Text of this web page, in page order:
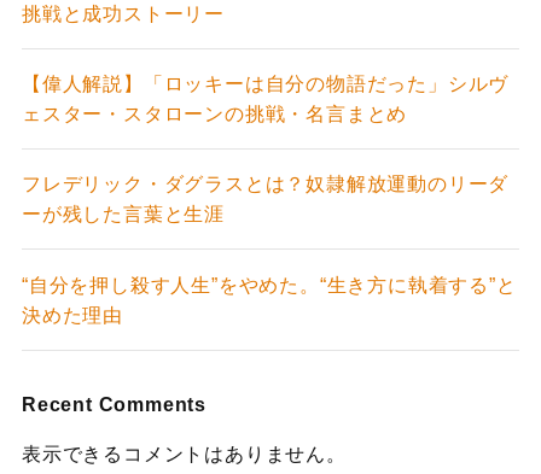
挑戦と成功ストーリー
【偉人解説】「ロッキーは自分の物語だった」シルヴ
ェスター・スタローンの挑戦・名言まとめ
フレデリック・ダグラスとは？奴隷解放運動のリーダ
ーが残した言葉と生涯
“自分を押し殺す人生”をやめた。“生き方に執着する”と
決めた理由
Recent Comments
表示できるコメントはありません。